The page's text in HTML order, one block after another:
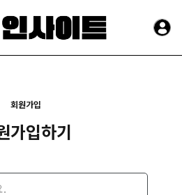
회원가입
가입하기